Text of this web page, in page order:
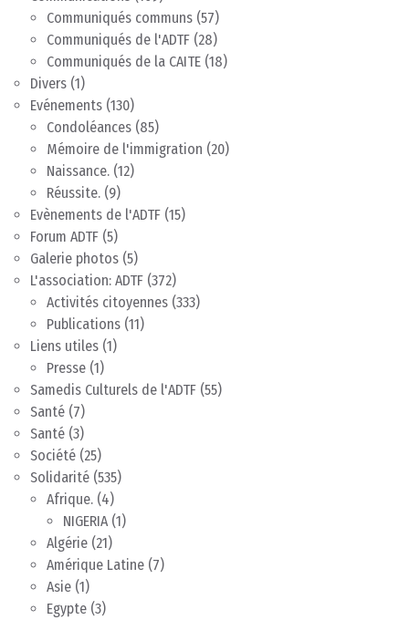
Communiqués communs (57)
Communiqués de l'ADTF (28)
Communiqués de la CAITE (18)
Divers (1)
Evénements (130)
Condoléances (85)
Mémoire de l'immigration (20)
Naissance. (12)
Réussite. (9)
Evènements de l'ADTF (15)
Forum ADTF (5)
Galerie photos (5)
L'association: ADTF (372)
Activités citoyennes (333)
Publications (11)
Liens utiles (1)
Presse (1)
Samedis Culturels de l'ADTF (55)
Santé (7)
Santé (3)
Société (25)
Solidarité (535)
Afrique. (4)
NIGERIA (1)
Algérie (21)
Amérique Latine (7)
Asie (1)
Egypte (3)